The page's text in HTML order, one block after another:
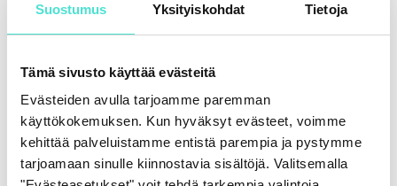
Suostumus Yksityiskohdat Tietoja
Tämä sivusto käyttää evästeitä
Evästeiden avulla tarjoamme paremman
käyttökokemuksen. Kun hyväksyt evästeet, voimme
kehittää palveluistamme entistä parempia ja pystymme
tarjoamaan sinulle kiinnostavia sisältöjä. Valitsemalla
Avajaisillallinen nautitaan rennossa, mutta
ruokaa, kiireetöntä yhdessäoloa, päivän
kilpailujen palkintojen jako sekä ohjelmaa, joka
virittää koko porukan Kesäpäivien tunnelmaan.
Illan ohjelmasta vastaaKrisse Salminen, jonka